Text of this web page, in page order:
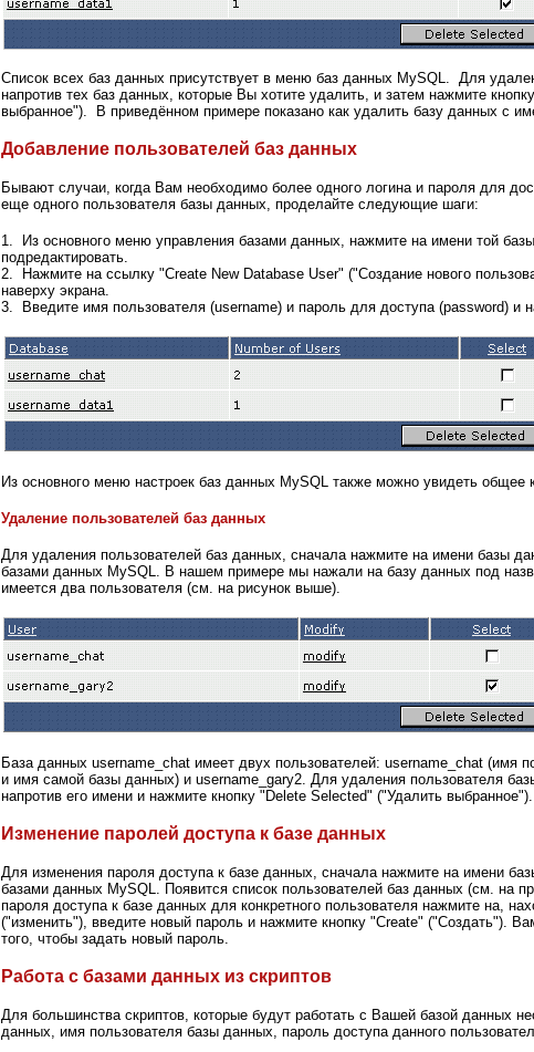
Список всех баз данных присутствует в меню баз данных MySQL. Для
напротив тех баз данных, которые Вы хотите удалить, и затем нажмите
выбранное"). В приведённом примере показано как удалить базу данных с
Добавление пользователей баз данных
Бывают случаи, когда Вам необходимо более одного логина и пароля для
еще одного пользователя базы данных, проделайте следующие шаги:
1. Из основного меню управления базами данных, нажмите на имени той
подредактировать.
2. Нажмите на ссылку "Create New Database User" ("Создание нового
наверху экрана.
3. Введите имя пользователя (username) и пароль для доступа (password) и
Из основного меню настроек баз данных MySQL также можно увидеть общее
Удаление пользователей баз данных
Для удаления пользователей баз данных, сначала нажмите на имени базы
базами данных MySQL. В нашем примере мы нажали на базу данных под
имеется два пользователя (см. на рисунок выше).
База данных username_chat имеет двух пользователей: username_chat (имя
и имя самой базы данных) и username_gary2. Для удаления пользователя
напротив его имени и нажмите кнопку "Delete Selected" ("Удалить выбранное").
Изменение паролей доступа к базе данных
Для изменения пароля доступа к базе данных, сначала нажмите на имени
базами данных MySQL. Появится список пользователей баз данных (см. на
пароля доступа к базе данных для конкретного пользователя нажмите на,
("изменить"), введите новый пароль и нажмите кнопку "Create" ("Создать").
того, чтобы задать новый пароль.
Работа с базами данных из скриптов
Для большинства скриптов, которые будут работать с Вашей базой данных
данных, имя пользователя базы данных, пароль доступа данного